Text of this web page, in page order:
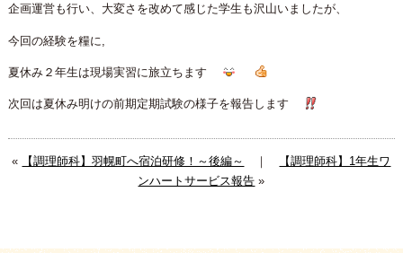
企画運営も行い、大変さを改めて感じた学生も沢山いましたが、
今回の経験を糧に,
夏休み２年生は現場実習に旅立ちます
次回は夏休み明けの前期定期試験の様子を報告します
« 【調理師科】羽幌町へ宿泊研修！～後編～ ｜
【調理師科】1年生ワ
ンハートサービス報告 »